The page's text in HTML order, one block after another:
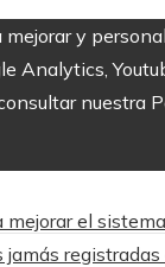
y
Analytics,
nuestra
el